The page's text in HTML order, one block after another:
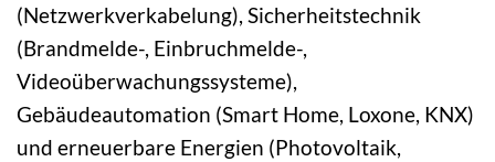
(Netzwerkverkabelung), Sicherheitstechnik
(Brandmelde-, Einbruchmelde-,
Videoüberwachungssysteme),
Gebäudeautomation (Smart Home, Loxone, KNX)
und erneuerbare Energien (Photovoltaik,